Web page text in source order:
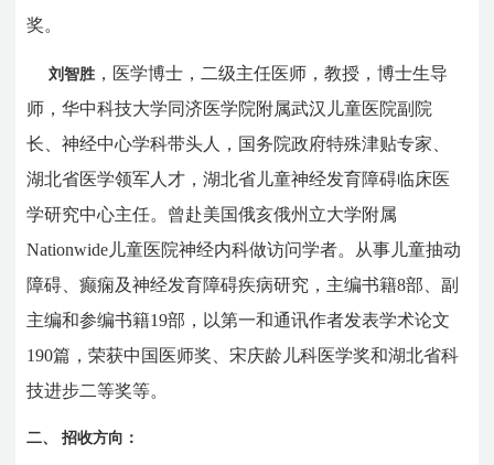
奖。
刘智胜 ，医学博士，二级主任医师，教授，博士生导
师，华中科技大学同济医学院附属武汉儿童医院副院
长、神经中心学科带头人，国务院政府特殊津贴专家、
湖北省医学领军人才，湖北省儿童神经发育障碍临床医
学研究中心主任。曾赴美国俄亥俄州立大学附属
Nationwide 儿童医院神经内科做访问学者。 从事儿童抽动
障碍、癫痫及神经发育障碍疾病研究，主编书籍8部、副
主编和参编书籍19部，以第一和通讯作者发表学术论文
190篇，荣获中国医师奖、宋庆龄儿科医学奖和湖北省科
技进步二等奖等。
二、招收方向：